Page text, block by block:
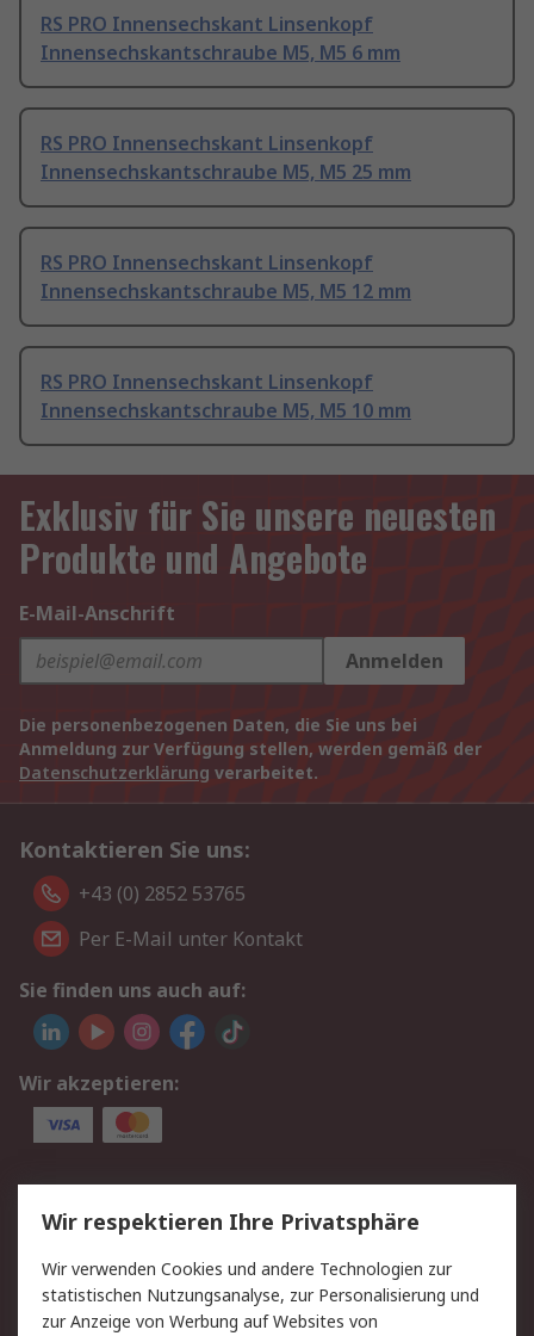
RS PRO Innensechskant Linsenkopf
Innensechskantschraube M5, M5 6 mm
RS PRO Innensechskant Linsenkopf
Innensechskantschraube M5, M5 25 mm
RS PRO Innensechskant Linsenkopf
Innensechskantschraube M5, M5 12 mm
RS PRO Innensechskant Linsenkopf
Innensechskantschraube M5, M5 10 mm
Exklusiv für Sie unsere neuesten
Produkte und Angebote
E-Mail-Anschrift
Anmelden
Die personenbezogenen Daten, die Sie uns bei
Anmeldung zur Verfügung stellen, werden gemäß der
Datenschutzerklärung verarbeitet.
Kontaktieren Sie uns:
+43 (0) 2852 53765
Per E-Mail unter Kontakt
Sie finden uns auch auf:
Wir akzeptieren:
Service
Value Added Services
Lieferlösungen
Rücksendung/Entsorgung Kontakt
Hilfe
Wir respektieren Ihre Privatsphäre
Wir verwenden Cookies und andere Technologien zur
statistischen Nutzungsanalyse, zur Personalisierung und
zur Anzeige von Werbung auf Websites von